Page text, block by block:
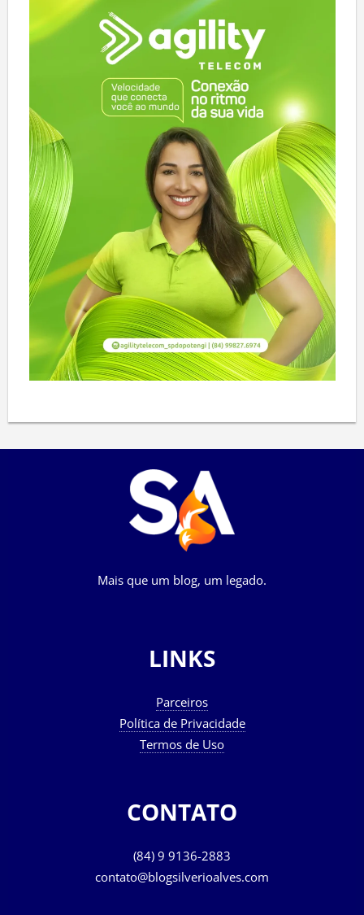
Mais que um blog, um legado.
LINKS
Parceiros
Política de Privacidade
Termos de Uso
CONTATO
(84) 9 9136-2883
contato@blogsilverioalves.com